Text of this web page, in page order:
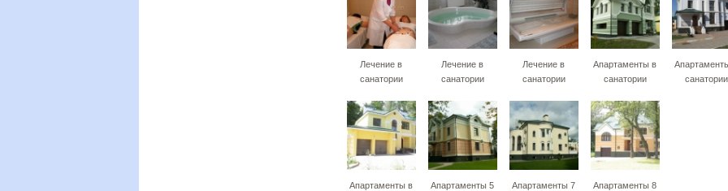
Лечение в
санатории
Лечение в
санатории
Лечение в
санатории
Апартаменты в
санатории
санатории
Апартаменты в
Апартаменты 5
Апартаменты 7
Апартаменты 8